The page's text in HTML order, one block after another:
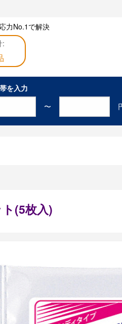
力No.1で解決
:
を入力
〜
(5枚入)